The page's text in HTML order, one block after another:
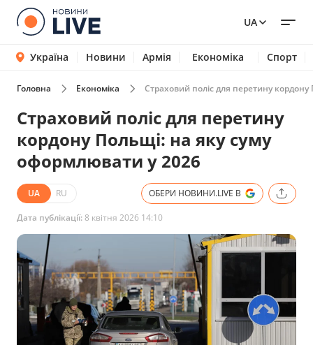
UA
Україна Новини Армія Економіка Спорт
Головна Економіка Страховий поліс для перетину
Страховий поліс для перетину
кордону Польщі: на яку суму
оформлювати у 2026
UA RU ОБЕРИ НОВИНИ.LIVE В
Дата публікації:8 квітня 2026 14:10